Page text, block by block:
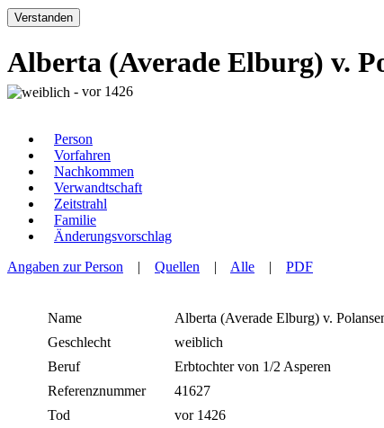
Verstanden
Alberta (Averade Elburg) v.
- vor 1426
Person
Vorfahren
Nachkommen
Verwandtschaft
Zeitstrahl
Familie
Änderungsvorschlag
Angaben zur Person | Quellen | Alle | PDF
Name Alberta (Averade Elburg) v.
Geschlecht
weiblich
Beruf
Erbtochter von 1/2 Asperen
Referenznummer
41627
Tod
vor 1426